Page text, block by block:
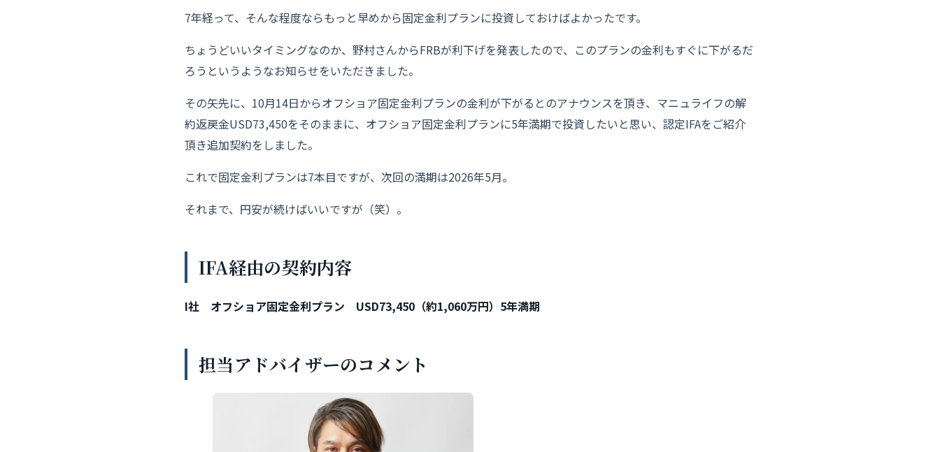
7年経って、そんな程度ならもっと早めから固定金利プランに投資しておけばよかったです。
ちょうどいいタイミングなのか、野村さんからFRBが利下げを発表したので、このプランの金利もすぐに下がるだ
ろうというようなお知らせをいただきました。
その矢先に、10月14日からオフショア固定金利プランの金利が下がるとのアナウンスを頂き、マニュライフの解
約返戻金USD73,450をそのままに、オフショア固定金利プランに5年満期で投資したいと思い、認定IFAをご紹介
頂き追加契約をしました。
これで固定金利プランは7本目ですが、次回の満期は2026年5月。
それまで、円安が続けばいいですが（笑）。
IFA経由の契約内容
I社 オフショア固定金利プラン USD73,450（約1,060万円）5年満期
担当アドバイザーのコメント